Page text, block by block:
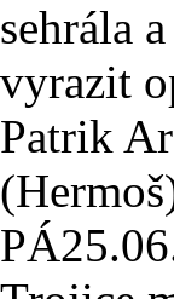
sehrála
vyrazit
Patrik
PÁ